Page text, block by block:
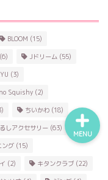
BLOOM (15)
(6) Jドリーム (55)
(3)
Squishy (2)
ちいかわ (18)
しアクセサリー (63)
ング (15)
(2) キタンクラブ (22)
MENU
BANDAI
トイスピ